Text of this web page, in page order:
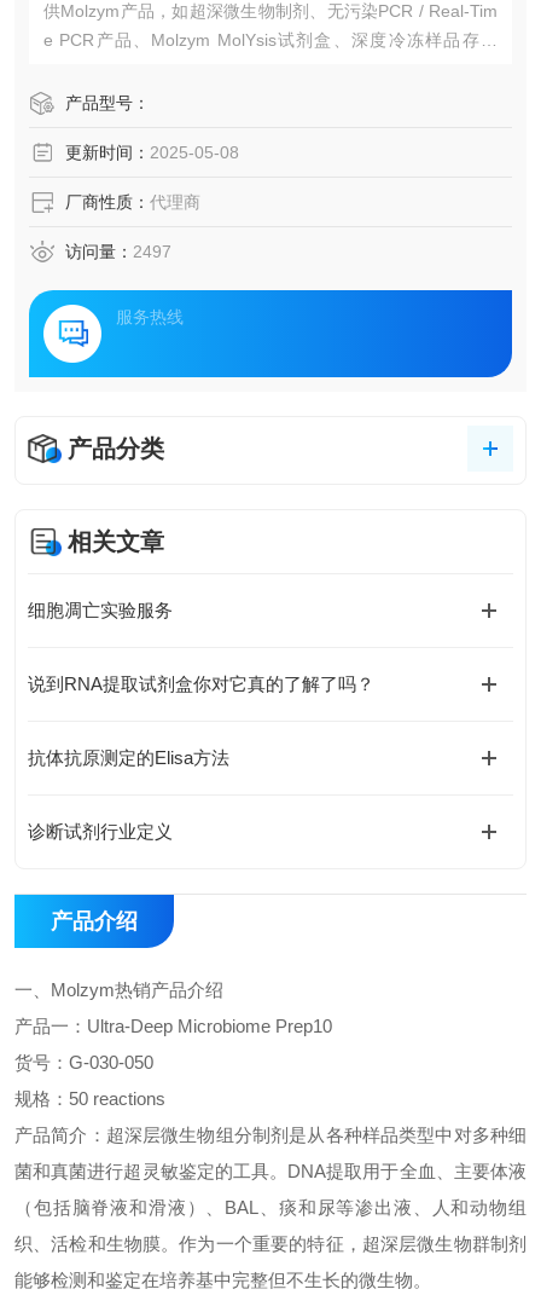
供Molzym产品，如超深微生物制剂、无污染PCR / Real-Tim
e PCR产品、Molzym MolYsis试剂盒、深度冷冻样品存储
产品型号：
更新时间： 2025-05-08
厂商性质： 代理商
访问量： 2497
服务热线
产品分类
相关文章
细胞凋亡实验服务
说到RNA提取试剂盒你对它真的了解了吗？
抗体抗原测定的Elisa方法
诊断试剂行业定义
产品介绍
一、 Molzym热销产品介绍
产品一： Ultra-Deep Microbiome Prep10
货号： G-030-050
规格： 50 reactions
产品简介： 超深层微生物组分制剂是从各种样品类型中对多种细
菌和真菌进行超灵敏鉴定的工具。 DNA提取用于全血、主要体液
（包括脑脊液和滑液）、 BAL
、痰和尿等渗出液、人和动物组
织、活检和生物膜。作为一个重要的特征，超深层微生物群制剂
能够检测和鉴定在培养基中完整但不生长的微生物。